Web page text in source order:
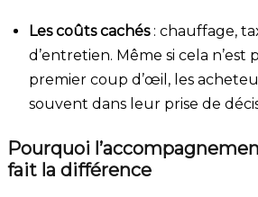
Les coûts cachés: chauffage,
d’entretien. Même si cela n’est
premier coup d’œil, les
souvent dans leur prise de
Pourquoi
fait la différence